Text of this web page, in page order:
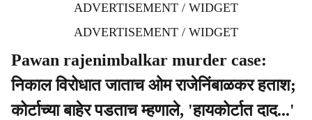
ADVERTISEMENT / WIDGET
ADVERTISEMENT / WIDGET
Pawan rajenimbalkar murder case:
निकाल विरोधात जाताच ओम राजेनिंबाळकर हताश;
कोर्टाच्या बाहेर पडताच म्हणाले, 'हायकोर्टात दाद...'